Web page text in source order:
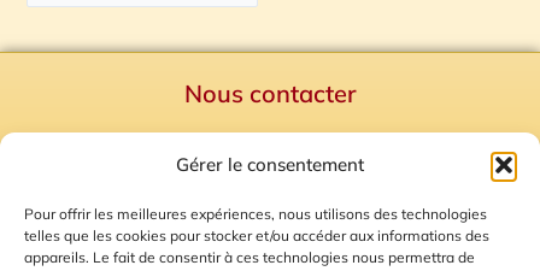
Gérer le consentement
Pour offrir les meilleures expériences, nous utilisons des technologies
telles que les cookies pour stocker et/ou accéder aux informations des
appareils. Le fait de consentir à ces technologies nous permettra de
Nous contacter
Mentions Légales
Plan du site
Gestion des Cookies